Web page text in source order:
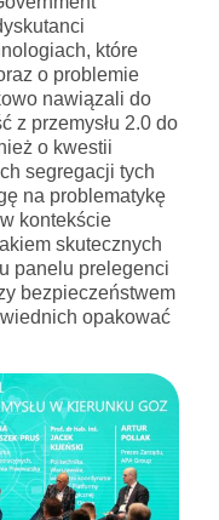
które
o problemie
nawiązali do
z przemysłu 2.0 do
o kwestii
segregacji tych
na problematykę
kontekście
skutecznych
panelu prelegenci
bezpieczeństwem
opakować